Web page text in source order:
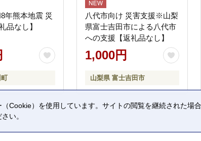
年熊本地震 災
品なし】
八代市向け 災害支援※山梨
県富士吉田市による八代市
への支援【返礼品なし】
1,000円
山梨県 富士吉田市
Cookie）を使用しています。サイトの閲覧を継続された場
い。